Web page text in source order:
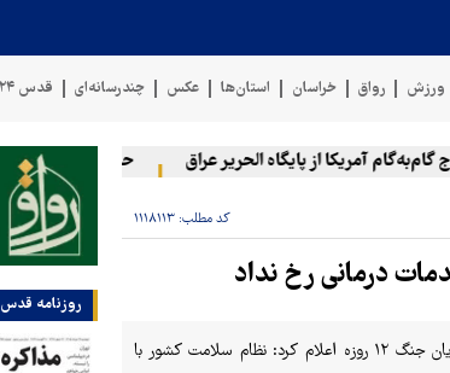
ورزش رواق خراسان استان‌ها عکس چندرسانه‌ای قدس ۲۴
آمریکا از پایگاه الحریر عراق حمله یمن به آرامکو
کد مطلب: ۱۱۱۸۱۱۳
رئیس کمیته پدافند غیرعامل وزارت بهداشت با تشریح تجربیات مدیریت بحران در جریان جنگ ۱۲ روزه اعلام کرد: نظام سلامت کشور با
روزنامه قدس